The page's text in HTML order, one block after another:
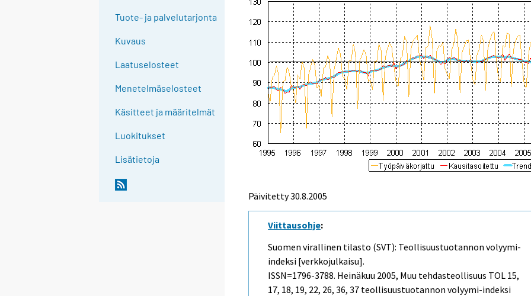
Tuote- ja palvelutarjonta
Kuvaus
Laatuselosteet
Menetelmäselosteet
Käsitteet ja määritelmät
Luokitukset
Lisätietoja
Päivitetty30.8.2005
Viittausohje:
Suomen virallinen tilasto (SVT): Teollisuustuotannon volyymi-
indeksi [verkkojulkaisu].
ISSN=1796-3788. Heinäkuu 2005, Muu tehdasteollisuus TOL 15,
17, 18, 19, 22, 26, 36, 37 teollisuustuotannon volyymi-indeksi